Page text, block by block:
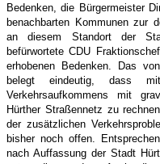
Bedenken, die Bürgermeister
benachbarten Kommunen zur
an diesem Standort der
befürwortete CDU
erhobenen Bedenken. Das
belegt eindeutig, dass
Verkehrsaufkommens mit
Hürther Straßennetz zu
der zusätzlichen
bisher noch offen.
nach Auffassung der Stadt